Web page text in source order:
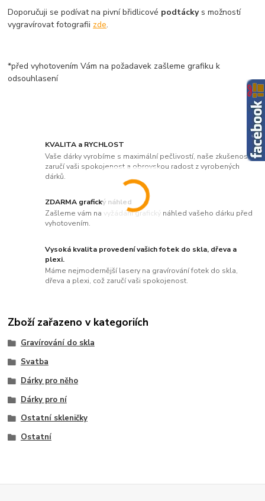
KVALITA a RYCHLOST
Vaše dárky vyrobíme s maximální pečlivostí, naše zkušenosti
zaručí vaši spokojenost a obrovskou radost z vyrobených
dárků.
ZDARMA grafický náhled
Zašleme vám na vyžádání grafický náhled vašeho dárku před
vyhotovením.
Vysoká kvalita provedení vašich fotek do skla, dřeva a
plexi.
Máme nejmodernější lasery na gravírování fotek do skla,
dřeva a plexi, což zaručí vaši spokojenost.
Doporučuji se podívat na pivní břidlicové podtácky s možností
vygravírovat fotografii zde.
*před vyhotovením Vám na požadavek zašleme grafiku k
odsouhlasení
Zboží zařazeno v kategoriích
Gravírování do skla
Svatba
Dárky pro něho
Dárky pro ní
Ostatní skleničky
Ostatní